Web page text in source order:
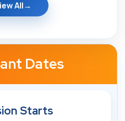
All
Dates
Starts